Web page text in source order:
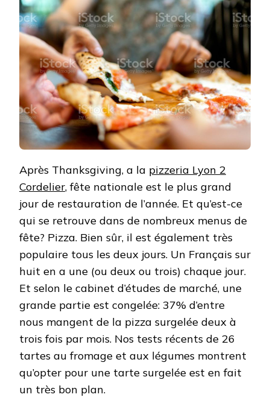
Après Thanksgiving, a la pizzeria Lyon 2
Cordelier, fête nationale est le plus grand
jour de restauration de l’année. Et qu’est-ce
qui se retrouve dans de nombreux menus de
fête? Pizza. Bien sûr, il est également très
populaire tous les deux jours. Un Français sur
huit en a une (ou deux ou trois) chaque jour.
Et selon le cabinet d’études de marché, une
grande partie est congelée: 37% d’entre
nous mangent de la pizza surgelée deux à
trois fois par mois. Nos tests récents de 26
tartes au fromage et aux légumes montrent
qu’opter pour une tarte surgelée est en fait
un très bon plan.